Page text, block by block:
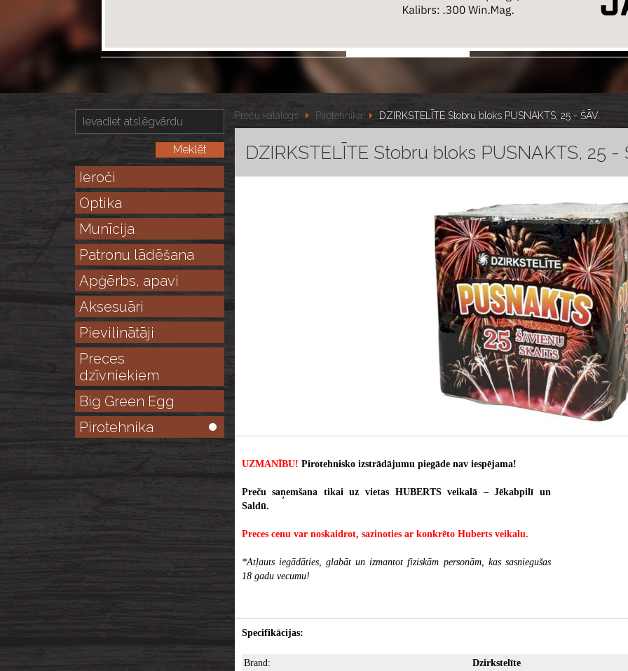
Ieroči
Optika
Munīcija
Patronu lādēšana
Apģērbs, apavi
Aksesuāri
Pievilinātāji
Preces
dzīvniekiem
Big Green Egg
Pirotehnika
Preču katalogs Pirotehnika DZIRKSTELĪTE Stobru bloks PUSNAKTS, 25 - ŠĀV.
DZIRKSTELĪTE Stobru bloks PUSNAKTS, 25 -
UZMANĪBU! Pirotehnisko izstrādājumu piegāde nav iespējama!
Preču saņemšana tikai uz vietas HUBERTS veikalā – Jēkabpilī un
Saldū.
Preces cenu var noskaidrot, sazinoties ar konkrēto Huberts veikalu.
*Atļauts iegādāties, glabāt un izmantot fiziskām personām, kas sasniegušas
18 gadu vecumu!
Specifikācijas:
Brand:
Dzirkstelīte